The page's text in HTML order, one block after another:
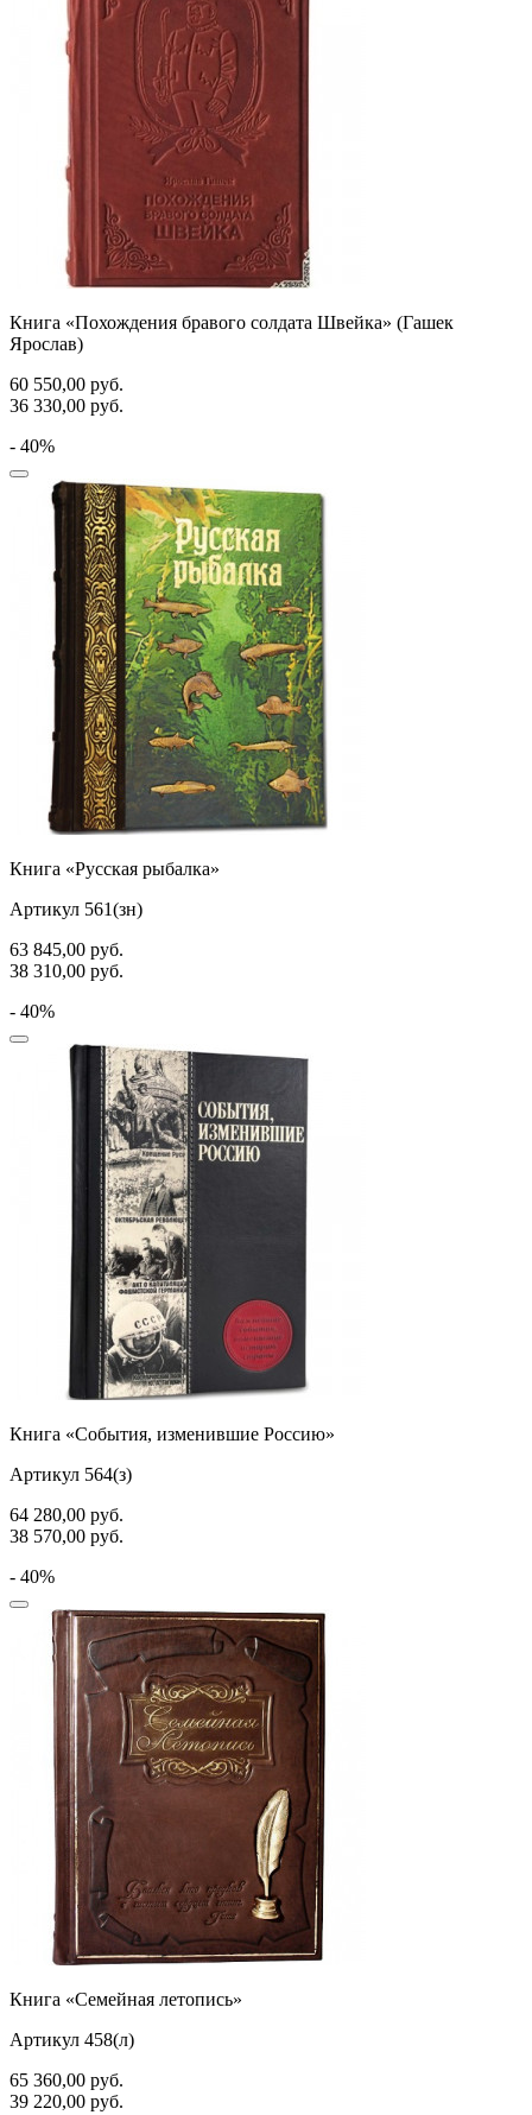
Книга «Похождения бравого солдата Швейка» (Гашек
Ярослав)
60 550,00 руб.
36 330,00 руб.
- 40%
Книга «Русская рыбалка»
Артикул 561(зн)
63 845,00 руб.
38 310,00 руб.
- 40%
Книга «События, изменившие Россию»
Артикул 564(з)
64 280,00 руб.
38 570,00 руб.
- 40%
Книга «Семейная летопись»
Артикул 458(л)
65 360,00 руб.
39 220,00 руб.